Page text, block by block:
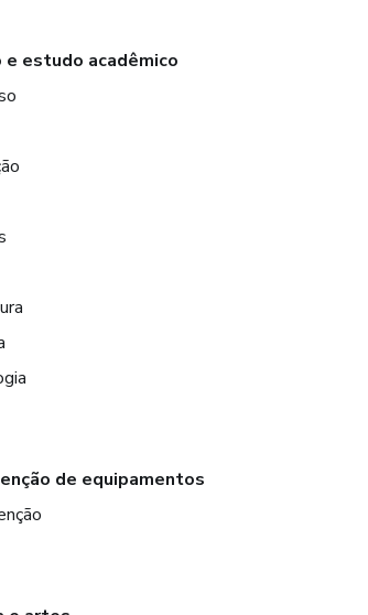
e estudo acadêmico
de equipamentos